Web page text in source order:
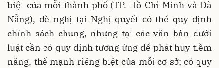
biệt của mỗi thành phố (TP. Hồ Chí Minh và Đà
Nẵng), đề nghị tại Nghị quyết có thể quy định
chính sách chung, nhưng tại các văn bản dưới
luật cần có quy định tương ứng để phát huy tiềm
năng, thế mạnh riêng biệt của mỗi cơ sở; có quy